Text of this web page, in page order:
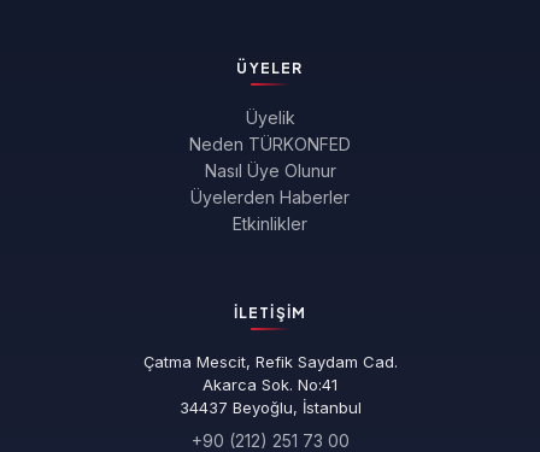
ÜYELER
Üyelik
Neden TÜRKONFED
Nasıl Üye Olunur
Üyelerden Haberler
Etkinlikler
İLETIŞIM
Çatma Mescit, Refik Saydam Cad.
Akarca Sok. No:41
34437 Beyoğlu, İstanbul
+90 (212) 251 73 00